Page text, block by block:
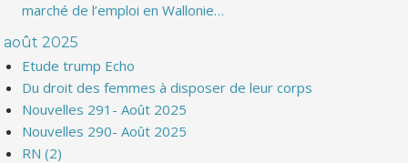
marché de l’emploi en Wallonie…
août 2025
Etude trump Echo
Du droit des femmes à disposer de leur corps
Nouvelles 291- Août 2025
Nouvelles 290- Août 2025
RN (2)